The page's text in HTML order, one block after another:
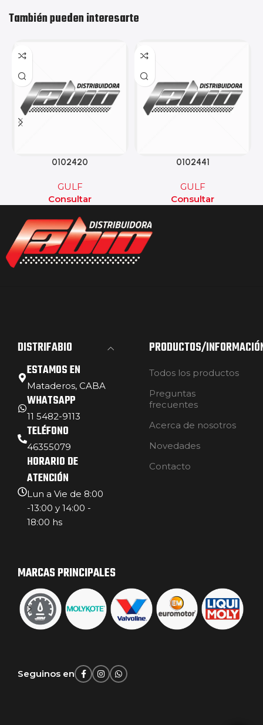
También pueden interesarte
0102420
GULF
Consultar
0102441
GULF
Consultar
DISTRIFABIO
ESTAMOS EN
Mataderos, CABA
WHATSAPP
11 5482-9113
TELÉFONO
46355079
HORARIO DE
ATENCIÓN
Lun a Vie de 8:00
-13:00 y 14:00 -
18:00 hs
PRODUCTOS/
Todos los productos
Preguntas
frecuentes
Acerca de nosotros
Novedades
Contacto
MARCAS PRINCIPALES
Seguinos en